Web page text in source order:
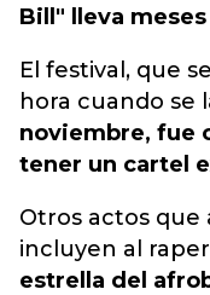
Bill" lleva
El festival, que
hora cuando se
noviembre, fue
tener un cartel
Otros actos que
incluyen al
estrella del